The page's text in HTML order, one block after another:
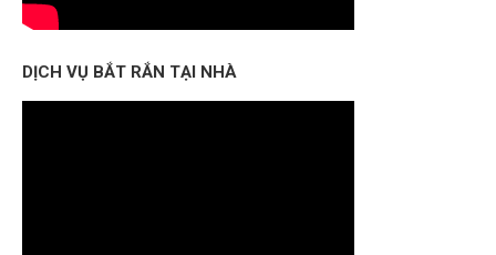
DỊCH VỤ BẮT RẮN TẠI NHÀ